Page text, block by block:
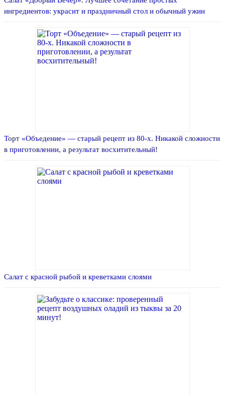
ингредиентов: украсит и праздничный стол и обычный ужин
Торт «Объедение» — старый рецепт из 80-х. Никакой сложности
в приготовлении, а результат восхитительный!
Салат с красной рыбой и креветками слоями